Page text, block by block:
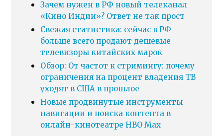
Зачем нужен в РФ новый телеканал
«Кино Индии»? Ответ не так прост
Свежая статистика: сейчас в РФ
больше всего продают дешевые
телевизоры китайских марок
Обзор: От частот к стримингу: почему
ограничения на процент владения ТВ
уходят в США в прошлое
Новые продвинутые инструменты
навигации и поиска контента в
онлайн-кинотеатре HBO Max